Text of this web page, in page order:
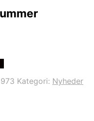
Kategori: Nyheder